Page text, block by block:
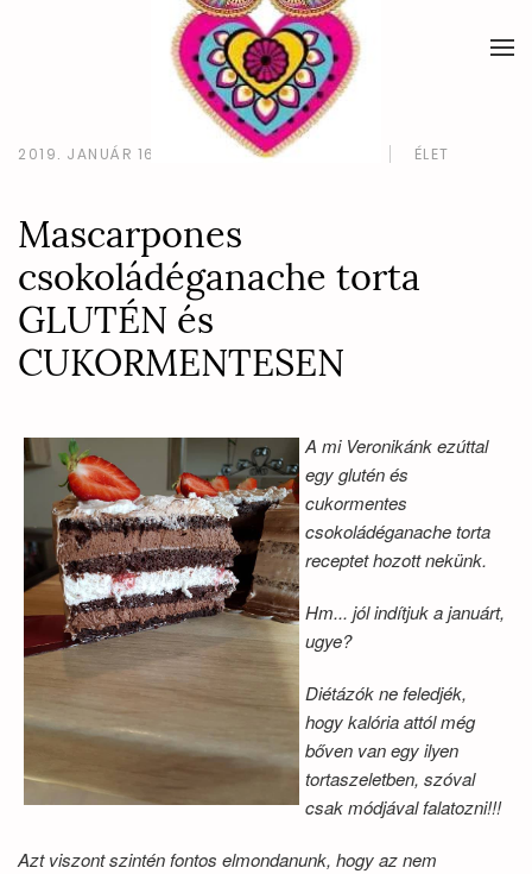
2019. JANUÁR 16. HOBOTH VERONIKA ÉLET
Mascarpones
csokoládéganache torta
GLUTÉN és
CUKORMENTESEN
A mi Veronikánk ezúttal
egy glutén és
cukormentes
csokoládéganache torta
receptet hozott nekünk.
Hm... jól indítjuk a januárt,
ugye?
Diétázók ne feledjék,
hogy kalória attól még
bőven van egy ilyen
tortaszeletben, szóval
csak módjával falatozni!!!
Azt viszont szintén fontos elmondanunk, hogy az nem